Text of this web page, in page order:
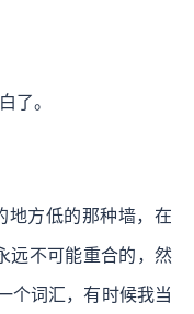
了。
地方低的那种墙，在
远不可能重合的，然
个词汇，有时候我当